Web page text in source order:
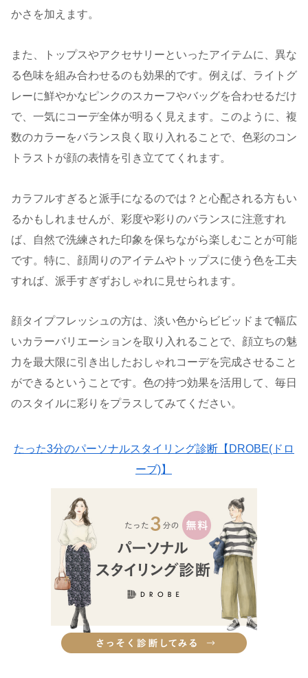
かさを加えます。
また、トップスやアクセサリーといったアイテムに、異な
る色味を組み合わせるのも効果的です。例えば、ライトグ
レーに鮮やかなピンクのスカーフやバッグを合わせるだけ
で、一気にコーデ全体が明るく見えます。このように、複
数のカラーをバランス良く取り入れることで、色彩のコン
トラストが顔の表情を引き立ててくれます。
カラフルすぎると派手になるのでは？と心配される方もい
るかもしれませんが、彩度や彩りのバランスに注意すれ
ば、自然で洗練された印象を保ちながら楽しむことが可能
です。特に、顔周りのアイテムやトップスに使う色を工夫
すれば、派手すぎずおしゃれに見せられます。
顔タイプフレッシュの方は、淡い色からビビッドまで幅広
いカラーバリエーションを取り入れることで、顔立ちの魅
力を最大限に引き出したおしゃれコーデを完成させること
ができるということです。色の持つ効果を活用して、毎日
のスタイルに彩りをプラスしてみてください。
たった3分のパーソナルスタイリング診断【DROBE(ドロ
ーブ)】